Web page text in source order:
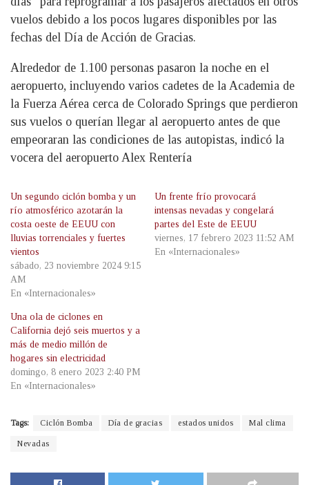
vuelos debido a los pocos lugares disponibles por las
fechas del Día de Acción de Gracias.
Alrededor de 1.100 personas pasaron la noche en el
aeropuerto, incluyendo varios cadetes de la Academia de
la Fuerza Aérea cerca de Colorado Springs que perdieron
sus vuelos o querían llegar al aeropuerto antes de que
empeoraran las condiciones de las autopistas, indicó la
vocera del aeropuerto Alex Rentería
Un segundo ciclón bomba y un
río atmosférico azotarán la
costa oeste de EEUU con
lluvias torrenciales y fuertes
vientos
sábado, 23 noviembre 2024 9:15
AM
En «Internacionales»
Un frente frío provocará
intensas nevadas y congelará
partes del Este de EEUU
viernes, 17 febrero 2023 11:52 AM
En «Internacionales»
Una ola de ciclones en
California dejó seis muertos y a
más de medio millón de
hogares sin electricidad
domingo, 8 enero 2023 2:40 PM
En «Internacionales»
Tags: Ciclón Bomba Día de gracias estados unidos Mal clima
Nevadas